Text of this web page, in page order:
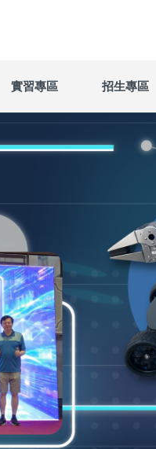
實習專區 招生專區